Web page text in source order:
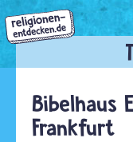
Direkt
zum
Inhalt
Bibelhaus
Frankfurt